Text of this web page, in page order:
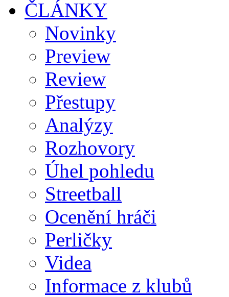
ČLÁNKY
Novinky
Preview
Review
Přestupy
Analýzy
Rozhovory
Úhel pohledu
Streetball
Ocenění hráči
Perličky
Videa
Informace z klubů